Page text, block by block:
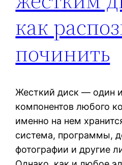
как
починить
Жесткий диск — один
компонентов любого
именно на нем
система, программы,
фотографии и другие